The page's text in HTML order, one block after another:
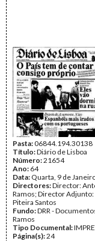
Pasta:06844.194.30138
Título:Diário de Lisboa
Número:21654
Ano: 64
Data: Quarta, 9 de
Directores:Director:
Ramos; Director
Piteira Santos
Fundo:DRR -
Ramos
Tipo Documental:
Página(s):24